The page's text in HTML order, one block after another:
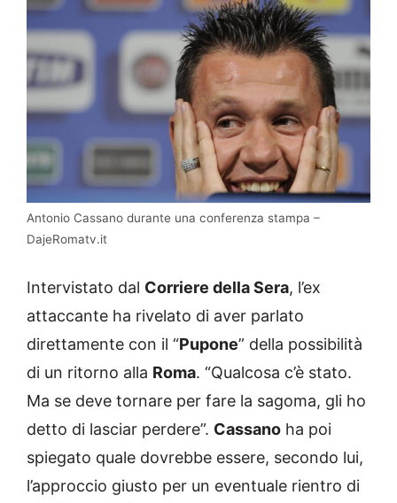
Antonio Cassano durante una conferenza stampa –
DajeRomatv.it
Intervistato dal Corriere della Sera, l’ex
attaccante ha rivelato di aver parlato
direttamente con il “Pupone” della possibilità
di un ritorno alla Roma. “Qualcosa c’è stato.
Ma se deve tornare per fare la sagoma, gli ho
detto di lasciar perdere”. Cassano ha poi
spiegato quale dovrebbe essere, secondo lui,
l’approccio giusto per un eventuale rientro di